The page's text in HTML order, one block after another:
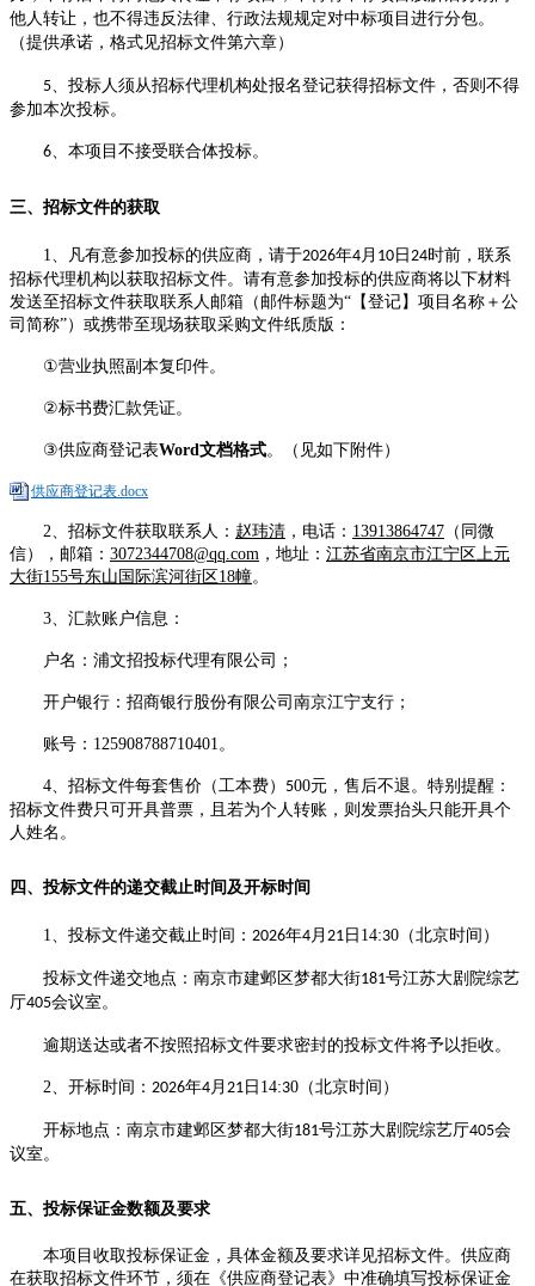
他人转让，也不得违反法律、行政法规规定对中标项目进行分包。
（提供承诺， 格式见招标文件第六章）
5 、投标人须从招标代理机构处报名登记获得招标文件，否则不得
参加本次投标。
6 本项目不接受联合体投标。
三、招标文件的获取
1 凡有意参加投标的供应商，请于2026年4 月 10日24时前 ，联系
招标代理机构以获取招标文件。请有意参加投标的供应商将以下材料
发送至招标文件获取联系人邮箱（邮件标题为“ 【登记】项目名称＋公
司简称”） 或携带至现场获取采购文件纸质版 ：
①营业执照副本复印件。
②标书费汇款凭证。
③供应商登记表Word文档格式。 （ 见如下附件）
供应商登记表.docx
2 招标文件获取联系人： 赵玮清 ，电话： 13913864747 （ 同微
信） ，邮箱： 3072344708@qq.com ，地址： 江苏省南京市江宁区上元
大街155号东山国际滨河街区 18幢。
3 汇款账户信息：
户名：浦文招投标代理有限公司；
开户银行：招商银行股份有限公司南京江宁支行；
账号： 125908788710401 。
4 招标文件每套售价 （ 工本费） 500元，售后不退 。 特别提醒：
招标文件费只可开具普票，且 若为个人转账，则发票抬头只能开具个
人 姓名。
四、投标文件的递交截止时间及开标时间
1 、投标文件递交截止时间： 2026年4 月 21日 14:30 （北京时间）
投标文件递交地点： 南京市建邺区梦都大街181号江苏大剧院综艺
厅405会议室 。
逾期送达或者不按照招标文件要求密封的投标文件将予以拒收。
2 、开标时间： 2026年4 月 21日 14:30 （北京时间）
开标地点： 南京市建邺区梦都大街181号江苏大剧院综艺厅405会
议室 。
五、 投标保证金数额及要求
本项目收取投标保证金，具体金额及要求详见招标文件。供应商
在获取招标文件环节，须在《供应商登记表》中准确填写投标保证金